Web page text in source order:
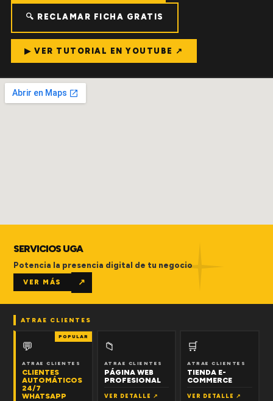
🔍 RECLAMAR FICHA GRATIS
▶ VER TUTORIAL EN YOUTUBE ↗
SERVICIOS UGA
Potencia la presencia digital de tu negocio
VER MÁS ↗
ATRAE CLIENTES
POPULAR
💬
ATRAE CLIENTES
CLIENTES
AUTOMÁTICOS
24/7
WHATSAPP
📁
ATRAE CLIENTES
PÁGINA WEB
PROFESIONAL
VER DETALLE ↗
🛒
ATRAE CLIENTES
TIENDA E-
COMMERCE
VER DETALLE ↗